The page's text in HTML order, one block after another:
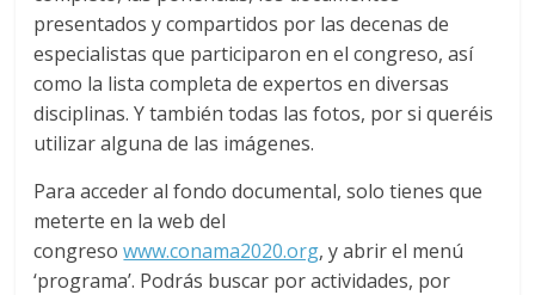
Colegio
Oficial
de
Químicos
Huelva
presentados y compartidos por las decenas de
especialistas que participaron en el congreso, así
como la lista completa de expertos en diversas
disciplinas. Y también todas las fotos, por si queréis
utilizar alguna de las imágenes.
Para acceder al fondo documental, solo tienes que
meterte en la web del
congresowww.conama2020.org, y abrir el menú
‘programa’. Podrás buscar por actividades, por